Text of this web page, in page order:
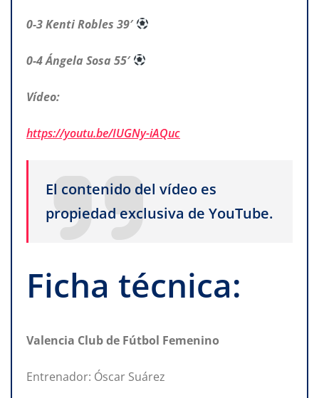
0-3 Kenti Robles 39′
0-4 Ángela Sosa 55′
Vídeo:
https://youtu.be/IUGNy-iAQuc
El contenido del vídeo es
propiedad exclusiva de YouTube.
Ficha técnica:
Valencia Club de Fútbol Femenino
Entrenador: Óscar Suárez